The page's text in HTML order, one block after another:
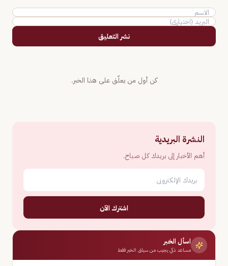
نشر التعليق
كن أول من يعلّق على هذا الخبر.
النشرة البريدية
أهم الأخبار إلى بريدك كل صباح.
اشترك الآن
اسأل الخبر
مساعد ذكي يجيب من سياق الخبر فقط